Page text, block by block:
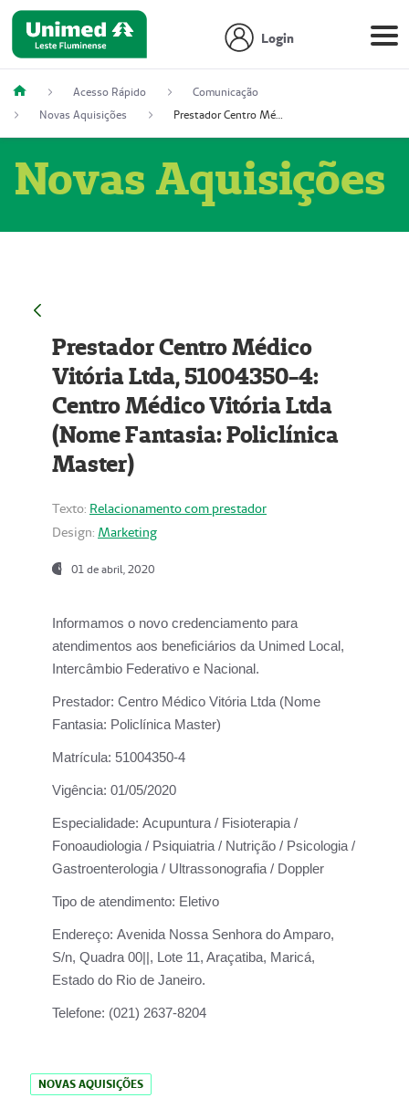
Login
Acesso Rápido
Comunicação
Novas Aquisições
Prestador Centro Médico Vitória Ltda, 51004350-4: Centro Médico Vitória Ltda (Nome Fantasia: Policlínica Master)
Novas Aquisições
Prestador Centro Médico
Vitória Ltda, 51004350-4:
Centro Médico Vitória Ltda
(Nome Fantasia: Policlínica
Master)
Texto: Relacionamento com prestador
Design: Marketing
01 de abril, 2020
Informamos o novo credenciamento para
atendimentos aos beneficiários da Unimed Local,
Intercâmbio Federativo e Nacional.
Prestador: Centro Médico Vitória Ltda (Nome
Fantasia: Policlínica Master)
Matrícula: 51004350-4
Vigência: 01/05/2020
Especialidade: Acupuntura / Fisioterapia /
Fonoaudiologia / Psiquiatria / Nutrição / Psicologia /
Gastroenterologia / Ultrassonografia / Doppler
Tipo de atendimento: Eletivo
Endereço: Avenida Nossa Senhora do Amparo,
S/n, Quadra 00||, Lote 11, Araçatiba, Maricá,
Estado do Rio de Janeiro.
Telefone: (021) 2637-8204
NOVAS AQUISIÇÕES